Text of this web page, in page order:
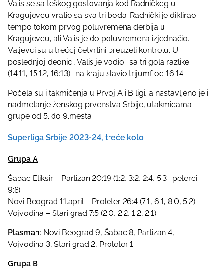
s
t
o
n
Valis se sa teškog gostovanja kod Radničkog u
Kragujevcu vratio sa sva tri boda. Radnički je diktirao
tempo tokom prvog poluvremena derbija u
Kragujevcu, ali Valis je do poluvremena izjednačio.
Valjevci su u trećoj četvrtini preuzeli kontrolu. U
poslednjoj deonici, Valis je vodio i sa tri gola razlike
(14:11, 15:12, 16:13) i na kraju slavio trijumf od 16:14.
Počela su i takmičenja u Prvoj A i B ligi, a nastavljeno je i
nadmetanje ženskog prvenstva Srbije, utakmicama
grupe od 5. do 9.mesta.
Superliga Srbije 2023-24, treće kolo
Grupa A
Šabac Eliksir – Partizan 20:19 (1:2, 3:2, 2:4, 5:3- peterci
9:8)
Novi Beograd 11.april – Proleter 26:4 (7:1, 6:1, 8:0, 5:2)
Vojvodina – Stari grad 7:5 (2:0, 2:2, 1:2, 2:1)
Plasman: Novi Beograd 9, Šabac 8, Partizan 4,
Vojvodina 3, Stari grad 2, Proleter 1.
Grupa B